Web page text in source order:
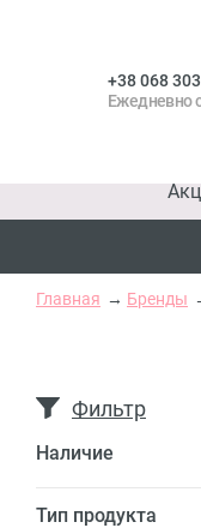
+38 068
Ежедневно
Главная Бренды
Фильтр
Наличие
Тип продукта